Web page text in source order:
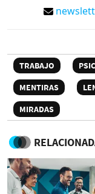
TRABAJO
MENTIRAS
MIRADAS